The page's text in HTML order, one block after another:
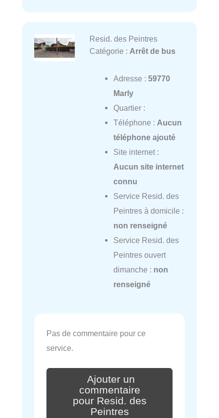
Resid. des Peintres
Catégorie : Arrêt de bus
Adresse : 59770
Marly
Quartier :
Téléphone : Aucun
téléphone ajouté
Site internet :
Aucun site internet
connu
Service Resid. des
Peintres à domicile :
non renseigné
Service Resid. des
Peintres ouvert
dimanche : non
renseigné
Pas de commentaire pour ce
service.
Ajouter un
commentaire
pour Resid. des
Peintres